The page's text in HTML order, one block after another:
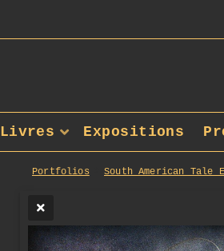
Portfolios
Livres Expositions